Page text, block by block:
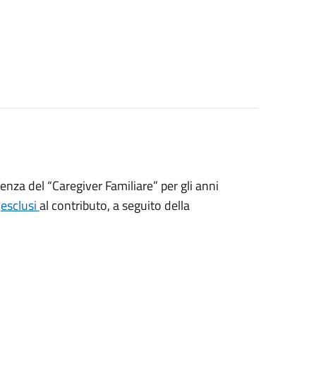
del “Caregiver Familiare” per gli anni
esclusial contributo, a seguito della